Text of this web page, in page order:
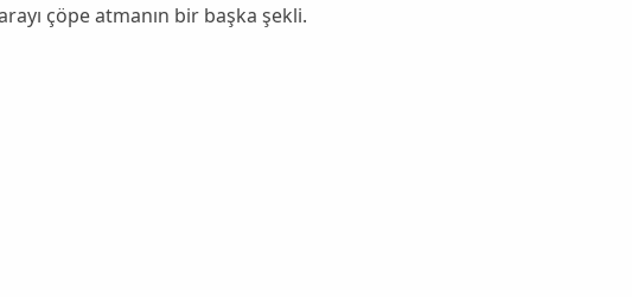
çöpe atmanın bir başka şekli.